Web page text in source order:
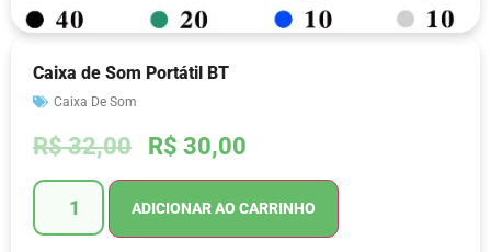
Caixa de Som Portátil BT
Caixa De Som
R$32,00 R$ 30,00
ADICIONAR AO CARRINHO